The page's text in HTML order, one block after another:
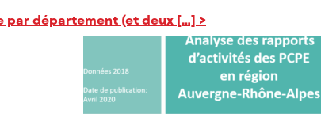
par département (et deux […] >